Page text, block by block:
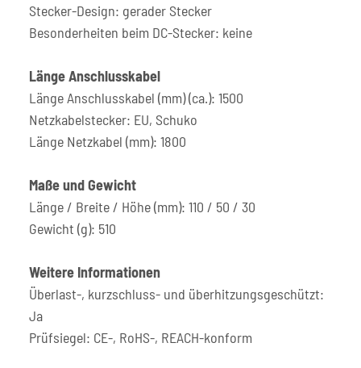
Stecker-Design: gerader Stecker
Besonderheiten beim DC-Stecker: keine
Länge Anschlusskabel
Länge Anschlusskabel (mm) (ca.): 1500
Netzkabelstecker: EU, Schuko
Länge Netzkabel (mm): 1800
Maße und Gewicht
Länge / Breite / Höhe (mm): 110 / 50 / 30
Gewicht (g): 510
Weitere Informationen
Überlast-, kurzschluss- und überhitzungsgeschützt:
Ja
Prüfsiegel: CE-, RoHS-, REACH-konform